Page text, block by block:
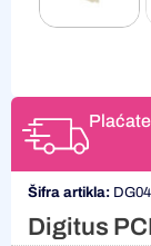
Šifra artikla:
Digitus